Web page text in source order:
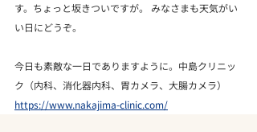
す。ちょっと坂きついですが。 みなさまも天気がい
い日にどうぞ。
今日も素敵な一日でありますように。中島クリニッ
ク（内科、消化器内科、胃カメラ、大腸カメラ）
https://www.nakajima-clinic.com/